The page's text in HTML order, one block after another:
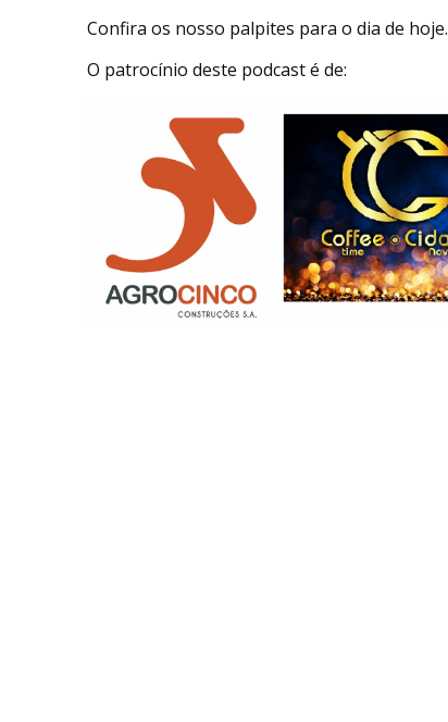
Confira os nosso palpites para o dia de hoje.
O patrocínio deste podcast é de: